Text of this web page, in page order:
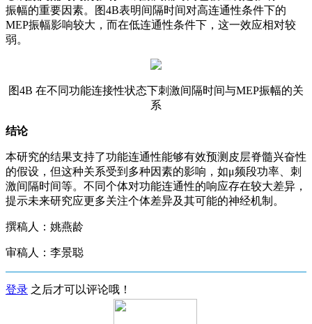
振幅的重要因素。图4B表明间隔时间对高连通性条件下的
MEP振幅影响较大，而在低连通性条件下，这一效应相对较
弱。
图4B 在不同功能连接性状态下刺激间隔时间与MEP振幅的关
系
结论
本研究的结果支持了功能连通性能够有效预测皮层脊髓兴奋性
的假设，但这种关系受到多种因素的影响，如μ频段功率、刺
激间隔时间等。不同个体对功能连通性的响应存在较大差异，
提示未来研究应更多关注个体差异及其可能的神经机制。
撰稿人：姚燕龄
审稿人：李景聪
登录 之后才可以评论哦！